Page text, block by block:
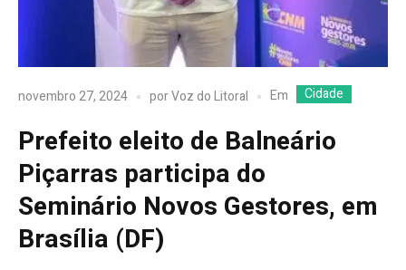
novembro 27, 2024 porVoz do Litoral Em Cidade
Prefeito eleito de Balneário
Piçarras participa do
Seminário Novos Gestores, em
Brasília (DF)